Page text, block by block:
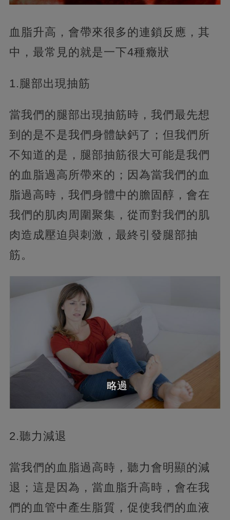
血脂升高，會帶來很多的連鎖反應，其
中，最常見的就是一下4種癥狀
1.腿部出現抽筋
當我們的腿部出現抽筋時，我們最先想
到的是不是我們身體缺鈣了；但我們所
不知道的是，腿部抽筋很大可能是我們
的血脂過高所帶來的；因為當我們的血
脂過高時，我們身體中的膽固醇，會在
我們的肌肉周圍聚集，從而對我們的肌
肉造成壓迫與刺激，最終引發腿部抽
筋。
2.聽力減退
當我們的血脂過高時，聽力會明顯的減
退；這是因為，當血脂升高時，會在我
們的血管中產生脂質，促使我們的血液
略過